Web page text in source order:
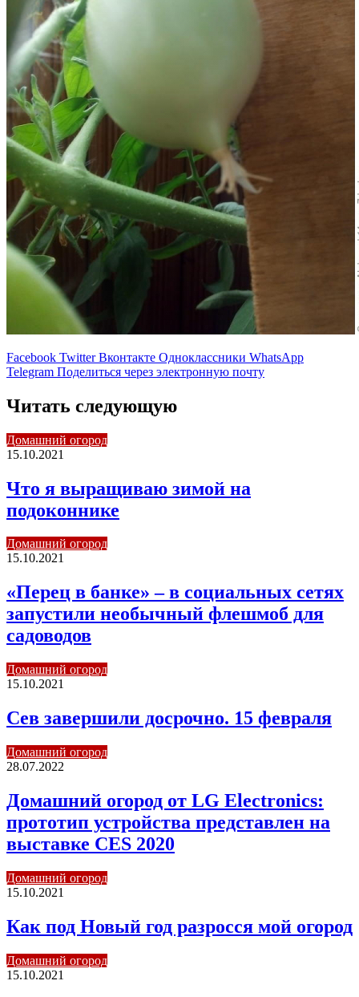
Facebook Twitter Вконтакте Одноклассники WhatsApp
Telegram Поделиться через электронную почту
Читать следующую
Домашний огород
15.10.2021
Что я выращиваю зимой на
подоконнике
Домашний огород
15.10.2021
«Перец в банке» – в социальных сетях
запустили необычный флешмоб для
садоводов
Домашний огород
15.10.2021
Сев завершили досрочно. 15 февраля
Домашний огород
28.07.2022
Домашний огород от LG Electronics:
прототип устройства представлен на
выставке CES 2020
Домашний огород
15.10.2021
Как под Новый год разросся мой огород
Домашний огород
15.10.2021